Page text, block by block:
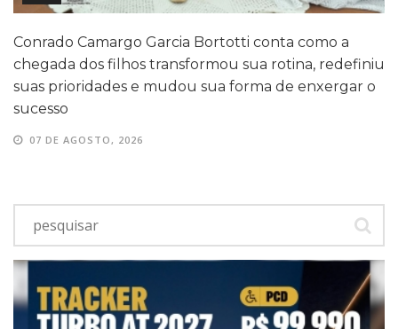
Conrado Camargo Garcia Bortotti conta como a
chegada dos filhos transformou sua rotina, redefiniu
suas prioridades e mudou sua forma de enxergar o
sucesso
07 DE AGOSTO, 2026